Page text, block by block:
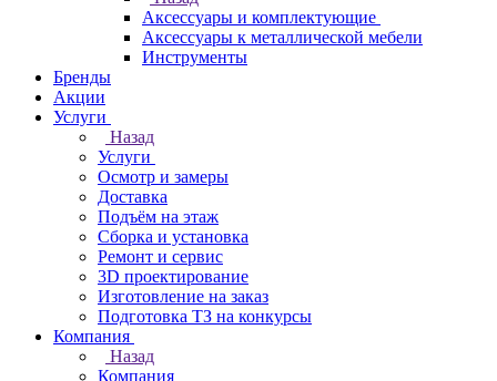
Аксессуары и комплектующие
Аксессуары к металлической мебели
Инструменты
Бренды
Акции
Услуги
Назад
Услуги
Осмотр и замеры
Доставка
Подъём на этаж
Сборка и установка
Ремонт и сервис
3D проектирование
Изготовление на заказ
Подготовка ТЗ на конкурсы
Компания
Назад
Компания